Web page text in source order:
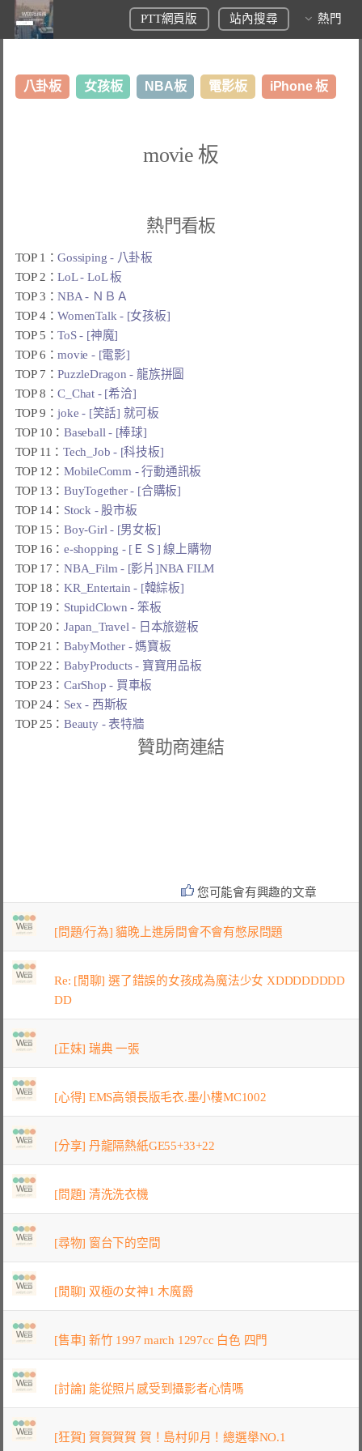
PTT網頁版 站內搜尋 熱門
八卦板 女孩板 NBA板 電影板 iPhone 板
movie 板
熱門看板
TOP 1：Gossiping - 八卦板
TOP 2：LoL - LoL 板
TOP 3：NBA - ＮＢＡ
TOP 4：WomenTalk - [女孩板]
TOP 5：ToS - [神魔]
TOP 6：movie - [電影]
TOP 7：PuzzleDragon - 龍族拼圖
TOP 8：C_Chat - [希洽]
TOP 9：joke - [笑話] 就可板
TOP 10：Baseball - [棒球]
TOP 11：Tech_Job - [科技板]
TOP 12：MobileComm - 行動通訊板
TOP 13：BuyTogether - [合購板]
TOP 14： Stock - 股市板
TOP 15：Boy-Girl - [男女板]
TOP 16：e-shopping - [ＥＳ] 線上購物
TOP 17：NBA_Film - [影片]NBA FILM
TOP 18：KR_Entertain - [韓綜板]
TOP 19： StupidClown - 笨板
TOP 20：Japan_Travel - 日本旅遊板
TOP 21：BabyMother - 媽寶板
TOP 22：BabyProducts - 寶寶用品板
TOP 23：CarShop - 買車板
TOP 24： Sex - 西斯板
TOP 25：Beauty - 表特牆
贊助商連結
您可能會有興趣的文章
[問題/行為] 貓晚上進房間會不會有憋尿問題
Re: [閒聊] 選了錯誤的女孩成為魔法少女 XDDDDDDDD
DD
[正妹] 瑞典 一張
[心得] EMS高領長版毛衣.墨小樓MC1002
[分享] 丹龍隔熱紙GE55+33+22
[問題] 清洗洗衣機
[尋物] 窗台下的空間
[閒聊] 双極の女神1 木魔爵
[售車] 新竹 1997 march 1297cc 白色 四門
[討論] 能從照片感受到攝影者心情嗎
[狂賀] 賀賀賀賀 賀！島村卯月！總選舉NO.1